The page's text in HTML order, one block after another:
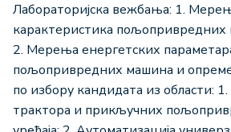
Лабораторијска вежбања: 1.
карактеристика
2. Мерења енергетских
пољопривредних машина и
по избору кандидата из области:
трактора и прикључних